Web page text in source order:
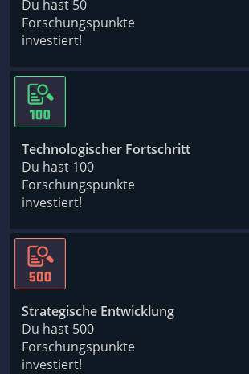
Du hast 50
Forschungspunkte
investiert!
Technologischer Fortschritt
Du hast 100
Forschungspunkte
investiert!
Strategische Entwicklung
Du hast 500
Forschungspunkte
investiert!